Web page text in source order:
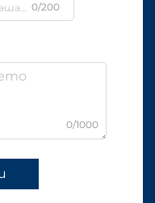
0/200
0/1000